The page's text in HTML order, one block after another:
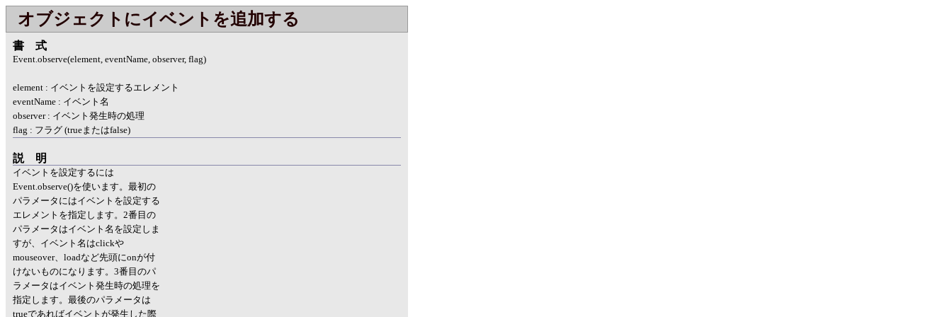
オブジェクトにイベントを追加する
書式
Event.observe(element, eventName, observer, flag)
element : イベントを設定するエレメント
eventName : イベント名
observer : イベント発生時の処理
flag : フラグ (trueまたはfalse)
説明
イベントを設定するには
Event.observe()を使います。最初の
パラメータにはイベントを設定する
エレメントを指定します。2番目の
パラメータはイベント名を設定しま
すが、イベント名はclickや
mouseover、loadなど先頭にonが付
けないものになります。3番目のパ
ラメータはイベント発生時の処理を
指定します。最後のパラメータは
trueであればイベントが発生した際